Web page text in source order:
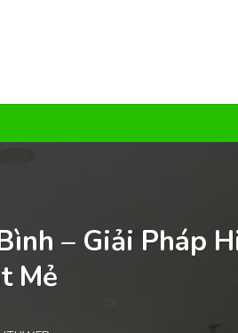
– Giải Pháp
Mẻ